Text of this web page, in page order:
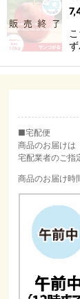
■宅配便
商品のお届けは
宅配業者のご指
商品のお届け時